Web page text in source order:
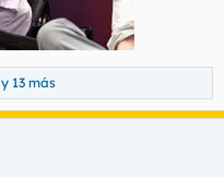
y 13 más